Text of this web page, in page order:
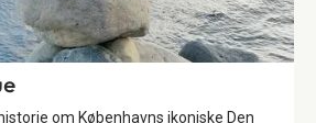
om Københavns ikoniske Den